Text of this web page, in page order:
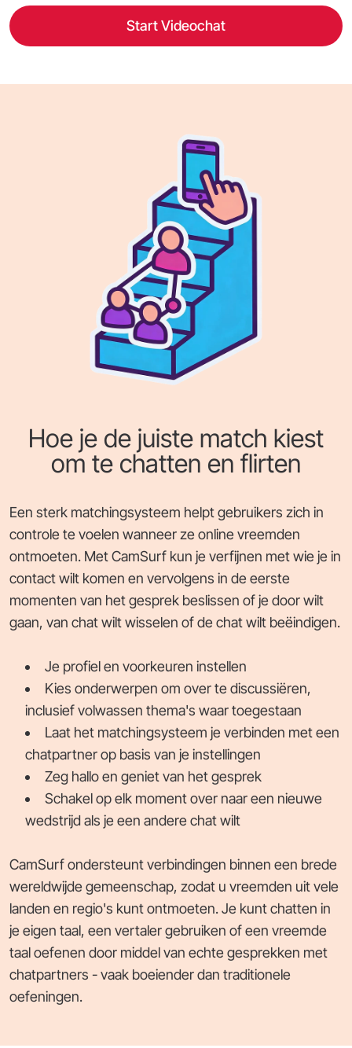
Start Videochat
Hoe je de juiste match kiest
om te chatten en flirten
Een sterk matchingsysteem helpt gebruikers zich in
controle te voelen wanneer ze online vreemden
ontmoeten. Met CamSurf kun je verfijnen met wie je in
contact wilt komen en vervolgens in de eerste
momenten van het gesprek beslissen of je door wilt
gaan, van chat wilt wisselen of de chat wilt beëindigen.
Je profiel en voorkeuren instellen
Kies onderwerpen om over te discussiëren,
inclusief volwassen thema's waar toegestaan
Laat het matchingsysteem je verbinden met een
chatpartner op basis van je instellingen
Zeg hallo en geniet van het gesprek
Schakel op elk moment over naar een nieuwe
wedstrijd als je een andere chat wilt
CamSurf ondersteunt verbindingen binnen een brede
wereldwijde gemeenschap, zodat u vreemden uit vele
landen en regio's kunt ontmoeten. Je kunt chatten in
je eigen taal, een vertaler gebruiken of een vreemde
taal oefenen door middel van echte gesprekken met
chatpartners - vaak boeiender dan traditionele
oefeningen.